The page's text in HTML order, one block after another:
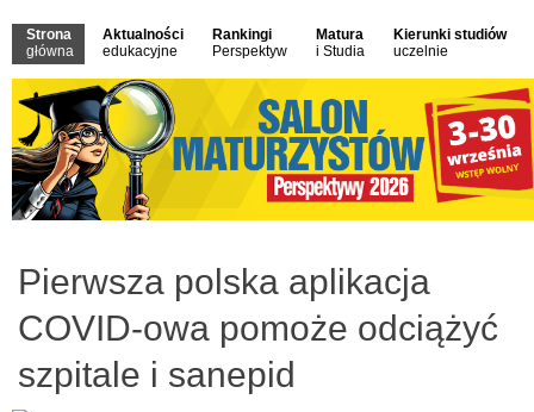
Strona
główna
Aktualności
edukacyjne
Rankingi
Perspektyw
Matura
i Studia
Kierunki studiów
uczelnie
Pierwsza polska aplikacja
COVID-owa pomoże odciążyć
szpitale i sanepid